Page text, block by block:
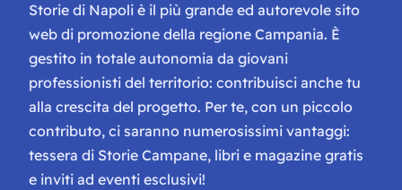
Storie di Napoli è il più grande ed autorevole sito
web di promozione della regione Campania. È
gestito in totale autonomia da giovani
professionisti del territorio: contribuisci anche tu
alla crescita del progetto. Per te, con un piccolo
contributo, ci saranno numerosissimi vantaggi:
tessera di Storie Campane, libri e magazine gratis
e inviti ad eventi esclusivi!